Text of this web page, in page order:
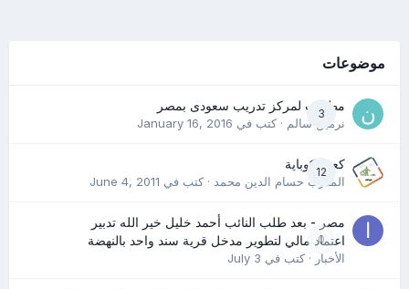
موضوعات
3
مطلوب لمركز تدريب سعودى بمصر
نرمين سالم· كتب في January 16, 2016
12
كعب كوباية
المدرب حسام الدين محمد· كتب في June 4, 2011
0
مصر - بعد طلب النائب أحمد خليل خير الله تدبير
اعتماد مالي لتطوير مدخل قرية سند واحد بالنهضة
الأخبار· كتب في July 3